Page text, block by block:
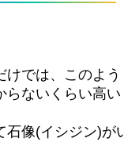
けでは、このよう
らないくらい高い
石像(イシジン)が